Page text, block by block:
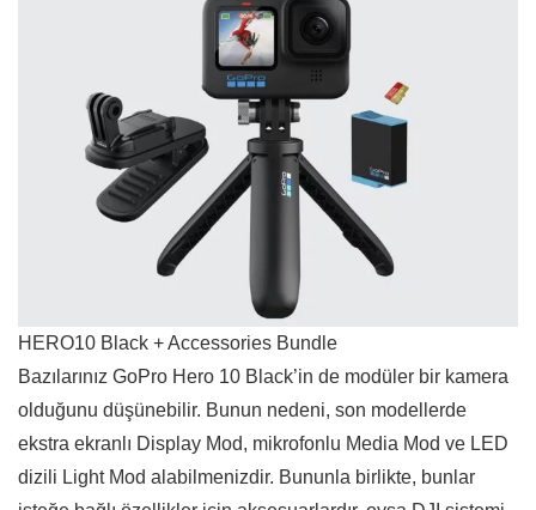
HERO10 Black + Accessories Bundle
Bazılarınız GoPro Hero 10 Black’in de modüler bir kamera
olduğunu düşünebilir. Bunun nedeni, son modellerde
ekstra ekranlı Display Mod, mikrofonlu Media Mod ve LED
dizili Light Mod alabilmenizdir. Bununla birlikte, bunlar